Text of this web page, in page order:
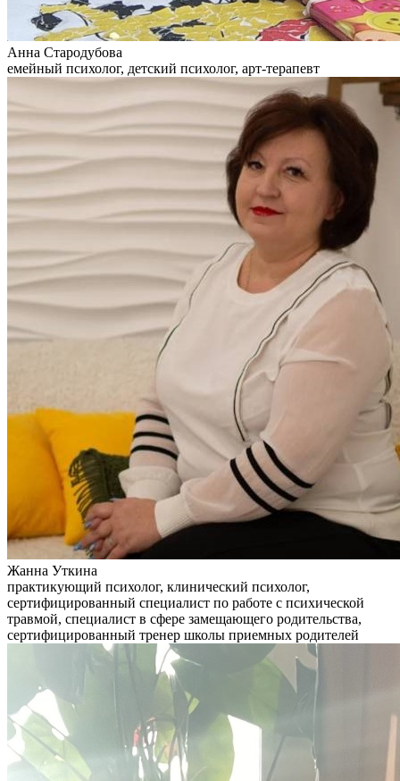
Анна Стародубова
емейный психолог, детский психолог, арт-терапевт
Жанна Уткина
практикующий психолог, клинический психолог,
сертифицированный специалист по работе с психической
травмой, специалист в сфере замещающего родительства,
сертифицированный тренер школы приемных родителей